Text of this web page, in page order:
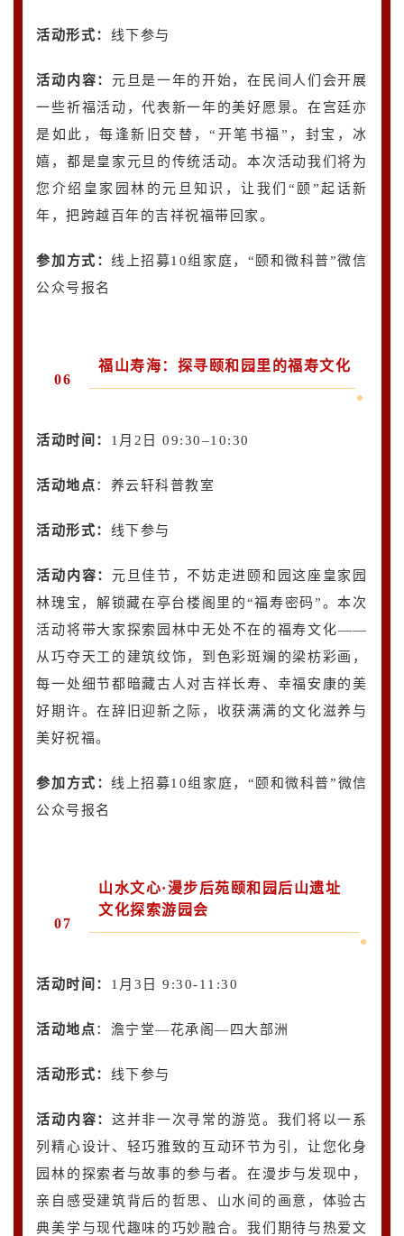
活动形式： 线下参与
活动内容： 元旦是一年的开始，在民间人们会开展
一些祈福活动，代表新一年的美好愿景。在宫廷亦
是如此，每逢新旧交替，“开笔书福”，封宝，冰
嬉，都是皇家元旦的传统活动。本次活动我们将为
您介绍皇家园林的元旦知识，让我们“颐”起话新
年，把跨越百年的吉祥祝福带回家。
参加方式： 线上招募10组家庭，“颐和微科普”微信
公众号报名
06
福山寿海：探寻颐和园里的福寿文化
活动时间： 1月2日 09:30–10:30
活动地点：养云轩科普教室
活动形式： 线下参与
活动内容： 元旦佳节，不妨走进颐和园这座皇家园
林瑰宝，解锁藏在亭台楼阁里的“福寿密码”。本次
活动将带大家探索园林中无处不在的福寿文化——
从巧夺天工的建筑纹饰，到色彩斑斓的梁枋彩画，
每一处细节都暗藏古人对吉祥长寿、幸福安康的美
好期许。在辞旧迎新之际，收获满满的文化滋养与
美好祝福。
参加方式： 线
上招募10组家庭，“颐和微科普”微信
公众号报名
07
山水文心·漫步后苑颐和园后山遗址
文化探索游园会
活动时间： 1月3日 9:30-11:30
活动地点：澹宁堂—花承阁—四大部洲
活动形式： 线下参与
活动内容： 这并非一次寻常的游览。我们将以一系
列精心设计、轻巧雅致的互动环节为引，让您化身
园林的探索者与故事的参与者。在漫步与发现中，
亲自感受建筑背后的哲思、山水间的画意，体验古
典美学与现代趣味的巧妙融合。我们期待与热爱文